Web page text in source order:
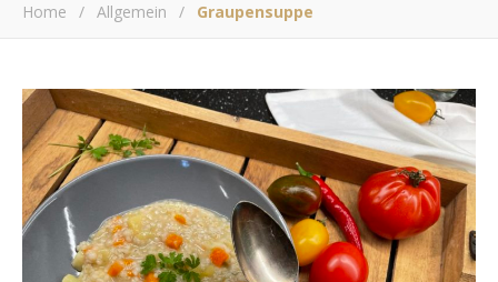
Home / Allgemein / Graupensuppe